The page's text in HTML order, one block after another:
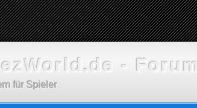
- Forum
für Spieler